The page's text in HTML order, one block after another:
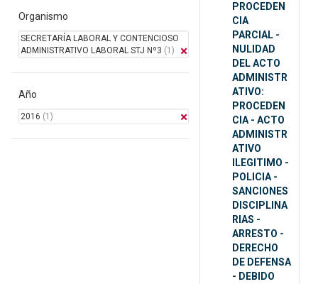
Organismo
SECRETARÍA LABORAL Y CONTENCIOSO
ADMINISTRATIVO LABORAL STJ Nº3 (1)
Año
2016 (1)
PROCEDEN
CIA
PARCIAL -
NULIDAD
DEL ACTO
ADMINISTR
ATIVO:
PROCEDEN
CIA - ACTO
ADMINISTR
ATIVO
ILEGITIMO -
POLICIA -
SANCIONES
DISCIPLINA
RIAS -
ARRESTO -
DERECHO
DE DEFENSA
- DEBIDO